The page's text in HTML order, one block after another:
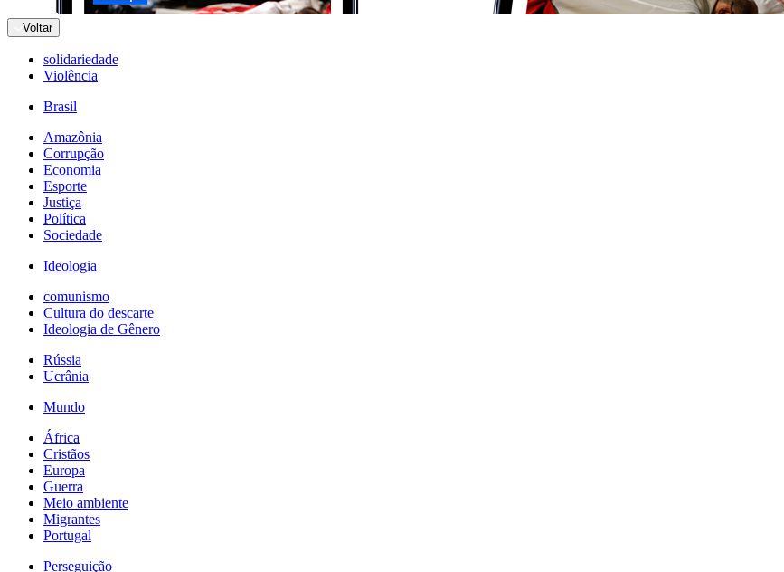
Voltar
solidariedade
Violência
Brasil
Amazônia
Corrupção
Economia
Esporte
Justiça
Política
Sociedade
Ideologia
comunismo
Cultura do descarte
Ideologia de Gênero
Rússia
Ucrânia
Mundo
África
Cristãos
Europa
Guerra
Meio ambiente
Migrantes
Portugal
Perseguição